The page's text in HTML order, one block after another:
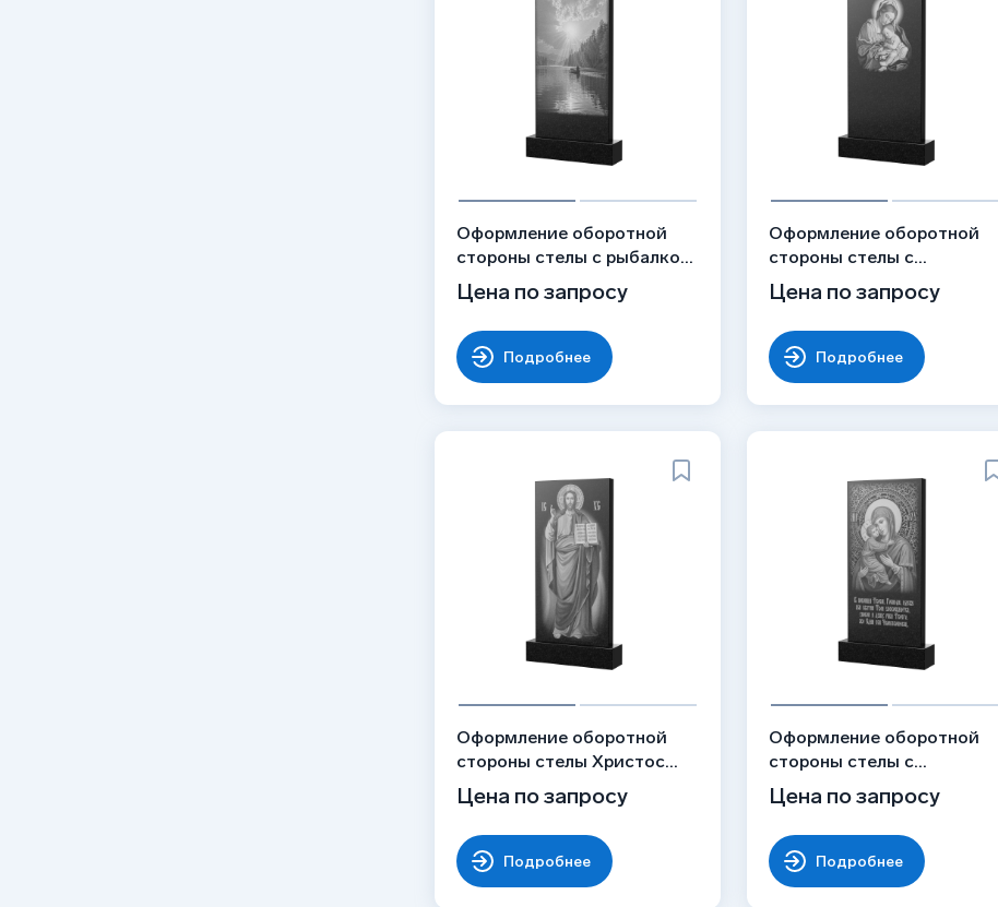
Оформление оборотной
стороны стелы с рыбалкой,
рисунок ОБ-018
Цена по запросу
Подробнее
Оформление оборотной
стороны стелы с
Богородицей, рисунок
ОБ-047
Цена по запросу
Подробнее
Оформление оборотной
стороны стелы Христос
Спаситель, рисунок ОБ-043
Цена по запросу
Подробнее
Оформление оборотной
стороны стелы с
Богородицей и младенцем,
рисунок ОБ-039
Цена по запросу
Подробнее